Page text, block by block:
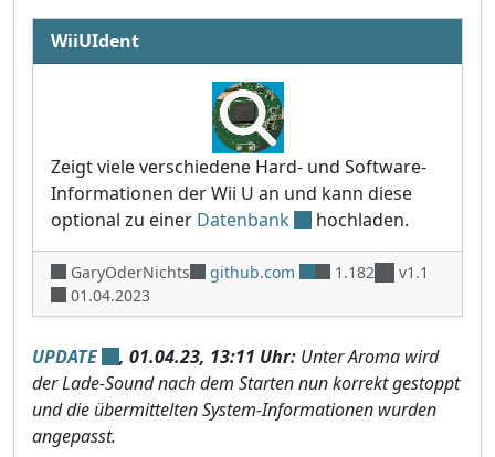
WiiUIdent
Zeigt viele verschiedene Hard- und Software-
Informationen der Wii U an und kann diese
optional zu einer Datenbank hochladen.
GaryOderNichts github.com 1.182
v1.1
01.04.2023
UPDATE , 01.04.23, 13:11 Uhr: Unter Aroma wird
der Lade-Sound nach dem Starten nun korrekt gestoppt
und die übermittelten System-Informationen wurden
angepasst.